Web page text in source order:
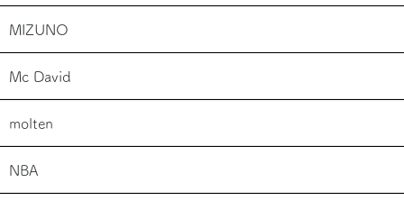
MIZUNO
Mc David
molten
NBA